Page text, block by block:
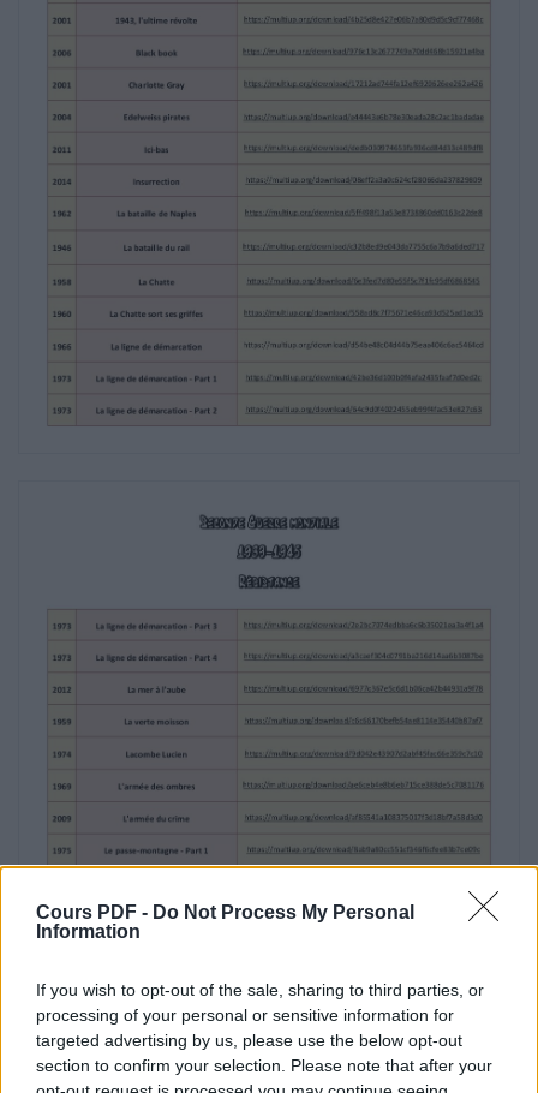
Cours PDF - Do Not Process My Personal
Information
If you wish to opt-out of the sale, sharing to third parties, or
processing of your personal or sensitive information for
targeted advertising by us, please use the below opt-out
section to confirm your selection. Please note that after your
https://multiup.org/download/
2006
Black book
https://multiup.org/download/
2001
https://multiup.org/download/
Edelweiss pirates
https://multiup.org/download/
2014
https://multiup.org/download/
La bataille de Naples
https://multiup.org/download/
1946
La bataille du rail
https://multiup.org/download/